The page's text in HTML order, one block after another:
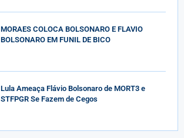
MORAES COLOCA BOLSONARO E FLAVIO
BOLSONARO EM FUNIL DE BICO
Lula Ameaça Flávio Bolsonaro de MORT3 e
STFPGR Se Fazem de Cegos